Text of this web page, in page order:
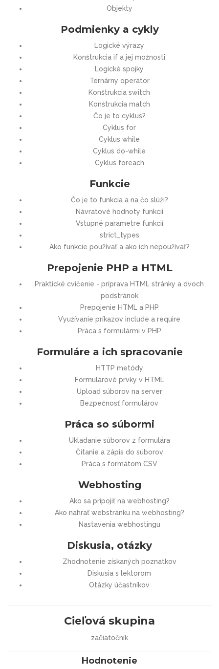
Objekty
Podmienky a cykly
Logické výrazy
Konštrukcia if a jej možnosti
Logické spojky
Ternárny operátor
Konštrukcia switch
Konštrukcia match
Čo je to cyklus?
Cyklus for
Cyklus while
Cyklus do-while
Cyklus foreach
Funkcie
Čo je to funkcia a na čo slúži?
Návratové hodnoty funkcií
Vstupné parametre funkcií
strict_types
Ako funkcie používať a ako ich nepoužívať?
Prepojenie PHP a HTML
Praktické cvičenie - príprava HTML stránky a dvoch
podstránok
Prepojenie HTML a PHP
Využívanie príkazov include a require
Práca s formulármi v PHP
Formuláre a ich spracovanie
HTTP metódy
Formulárové prvky v HTML
Upload súborov na server
Bezpečnosť formulárov
Práca so súbormi
Ukladanie súborov z formulára
Čítanie a zápis do súborov
Práca s formátom CSV
Webhosting
Ako sa pripojiť na webhosting?
Ako nahrať webstránku na webhosting?
Nastavenia webhostingu
Diskusia, otázky
Zhodnotenie získaných poznatkov
Diskusia s lektorom
Otázky účastníkov
Cieľová skupina
začiatočník
Hodnotenie